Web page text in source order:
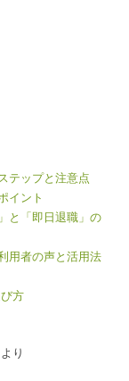
テップと注意点
イント
と「即日退職」の
用者の声と活用法
方
より